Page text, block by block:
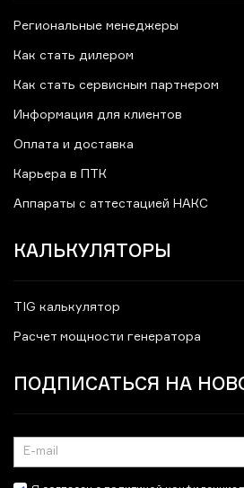
Региональные менеджеры
Как стать дилером
Как стать сервисным партнером
Информация для клиентов
Оплата и доставка
Карьера в ПТК
Аппараты с аттестацией НАКС
КАЛЬКУЛЯТОРЫ
TIG калькулятор
Расчет мощности генератора
ПОДПИСАТЬСЯ НА